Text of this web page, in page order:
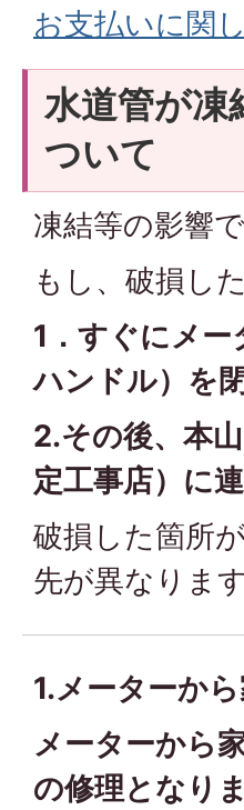
お支払いに関
水道管が凍
ついて
凍結等の影響
もし、破損し
1．すぐにメ
ハンドル）を
2.その後、本
定工事店）に
破損した箇所
先が異なりま
1.メーターか
メーターから家
の修理となりま